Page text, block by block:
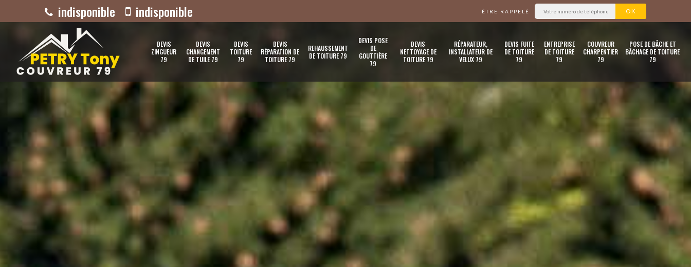
indisponible indisponible ÊTRE RAPPELÉ
DEVIS
ZINGUEUR
79
DEVIS
CHANGEMENT
DE TUILE 79
DEVIS
TOITURE
79
DEVIS
RÉPARATION DE
TOITURE 79
REHAUSSEMENT
DE TOITURE 79
DEVIS POSE
DE
GOUTTIÈRE
79
DEVIS
NETTOYAGE DE
TOITURE 79
RÉPARATEUR,
INSTALLATEUR DE
VELUX 79
DEVIS FUITE
DE TOITURE
79
ENTREPRISE
DE TOITURE
79
COUVREUR
CHARPENTIER
79
POSE DE BÂCHE ET
BÂCHAGE DE TOITURE
79